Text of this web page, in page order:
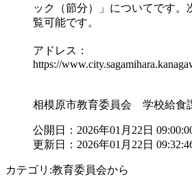
ック（節分）」についてです。
覧可能です。
アドレス：
https://
相模原市教育委員会 学校給食
公開日：2026年01月22日
更新日：2026年01月22日
カテゴリ:教育委員会から